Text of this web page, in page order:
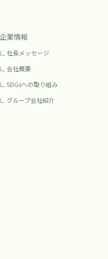
企業情報
社長メッセージ
会社概要
SDGsへの取り組み
グループ会社紹介